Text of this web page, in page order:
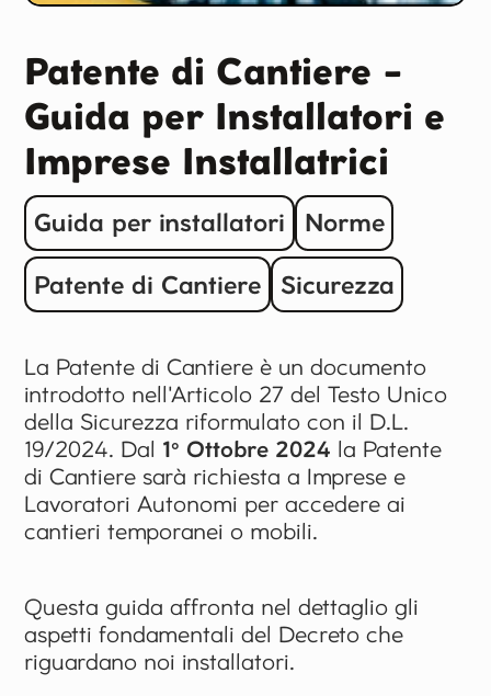
Patente di Cantiere -
Guida per Installatori e
Imprese Installatrici
Guida per installatori Norme
Patente di Cantiere Sicurezza
La Patente di Cantiere è un documento
introdotto nell'Articolo 27 del Testo Unico
della Sicurezza riformulato con il D.L.
19/2024. Dal 1° Ottobre 2024 la Patente
di Cantiere sarà richiesta a Imprese e
Lavoratori Autonomi per accedere ai
cantieri temporanei o mobili.
Questa guida affronta nel dettaglio gli
aspetti fondamentali del Decreto che
riguardano noi installatori.